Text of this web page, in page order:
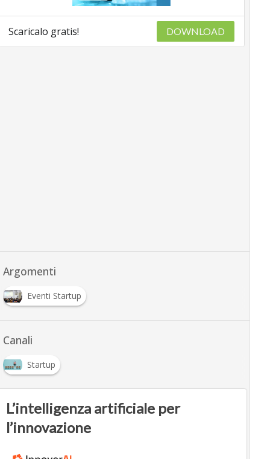
Scaricalo gratis! DOWNLOAD
Argomenti
Eventi Startup
Canali
Startup
L’intelligenza artificiale per
l’innovazione